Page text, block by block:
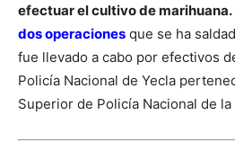
efectuar el cultivo de marihuana.
dos operaciones que se ha
fue llevado a cabo por efectivos
Policía Nacional de Yecla
Superior de Policía Nacional de